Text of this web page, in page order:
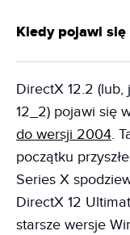
Kiedy pojawi
DirectX 12.2
12_2) pojawi się
do wersji 2004.
początku
Series X
DirectX 12
starsze wersje